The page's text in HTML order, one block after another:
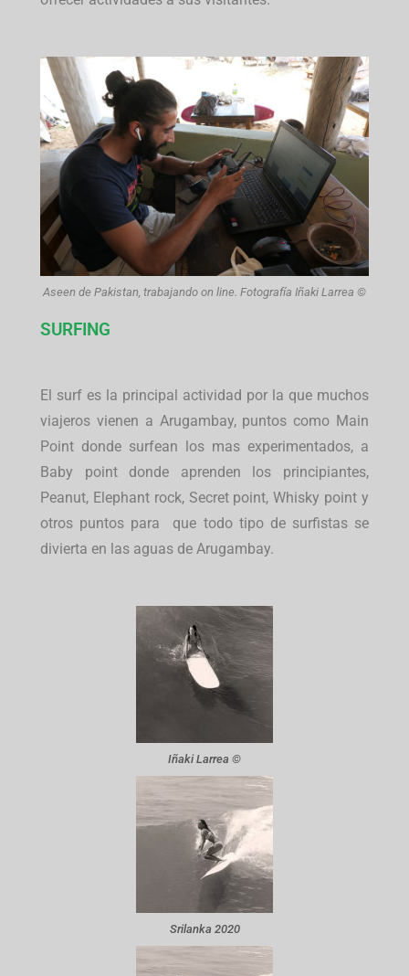
Aseen de Pakistan, trabajando on line. Fotografía Iñaki Larrea ©
SURFING
El surf es la principal actividad por la que muchos
viajeros vienen a Arugambay, puntos como Main
Point donde surfean los mas experimentados, a
Baby point donde aprenden los principiantes,
Peanut, Elephant rock, Secret point, Whisky point y
otros puntos para que todo tipo de surfistas se
divierta en las aguas de Arugambay.
Iñaki Larrea ©
Srilanka 2020